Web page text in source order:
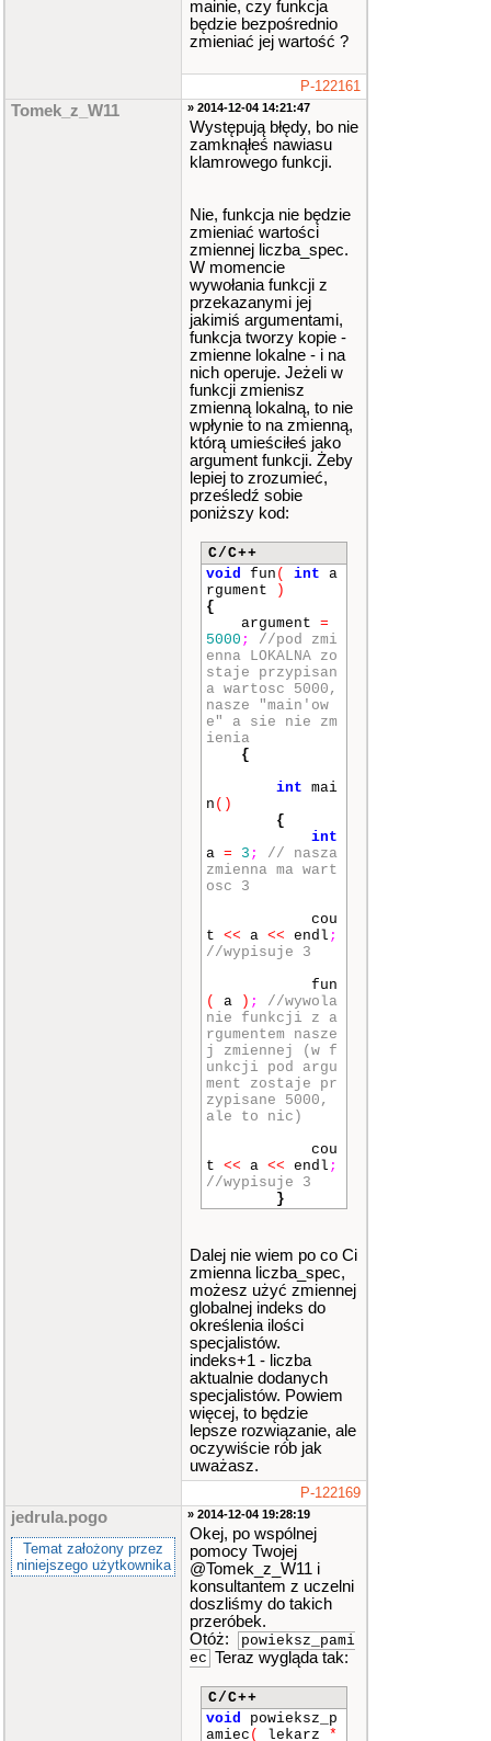
K, const intli
czba_spec);
POWIEKSZANIE PA
MIECI----------
voidpowieksz_p
amiec(lekarz *
LK, intliczba_
;
//-------------
---------------
---------------
intindeks
ilosc uzupelnio
nych danych o s
pecjalistach w
bazie
intmain() {
lekarz*
K;
intliczba_
spec= 50;
LK= newle
karz[liczba_sp
ec];
menu
iczba_spec);
delete
K
}
// ------------
---------------
------
//FUNKCJE ODPOW
IADAJACE ZA MEN
void
menu_gl
opcja
{
switch opc
ja
{
cou
t<<endl ;
cou
"BAZA DANY
CH SPECJALISTO
W"
<<endl ;
cou
t <<
"---------
---------------
"
<< endl ;
cou
t <<
"MENU GLOW
endl
cou
t <<
"---------
---------------
<< endl
cou
l;
cou
t<<
"2 - Usun
Lekarza" << end
l;
cou
t<< "3 - Edytu
j dane lekarza"
<<endl;
cou
t<<
"4 - Wyszu
kaj lekarza" <<
endl;
cou
"5 - Lista
lekarzy" <<end
l;
cou
t<<
"6 - Zobac
z opinie o leka
rzu" <<endl;
cou
t<< "0 - Zakon
cz prace"
<< en
dl;
cou
t<< ">>";
bre
ak;
}
mainie, czy funkcja
będzie bezpośrednio
zmieniać jej wartość ?
P-122161
Tomek_z_W11 » 2014-12-04 14:21:47
Występują błędy, bo nie
zamknąłeś nawiasu
klamrowego funkcji.
Nie, funkcja nie będzie
zmieniać wartości
zmiennej liczba_spec.
W momencie
wywołania funkcji z
przekazanymi jej
jakimiś argumentami,
funkcja tworzy kopie -
zmienne lokalne - i na
nich operuje. Jeżeli w
funkcji zmienisz
zmienną lokalną, to nie
wpłynie to na zmienną,
którą umieściłeś jako
argument funkcji. Żeby
lepiej to zrozumieć,
prześledź sobie
poniższy kod:
C/C++
void fun ( int a
rgument
)
{
argument =
5000 ;
//pod zmi
enna LOKALNA zo
staje przypisan
a wartosc 5000,
nasze "main'ow
e" a sie nie zm
ienia
{
int mai
n ()
{
int
a = 3 ;
// nasza
zmienna ma wart
osc 3
cou
t << a << endl ;
//wypisuje 3
fun
(
a ) ;
//wywola
nie funkcji z a
rgumentem nasze
j zmiennej (w f
unkcji pod argu
ment zostaje pr
zypisane 5000,
ale to nic)
cou
t << a << endl ;
//wypisuje 3
}
Dalej nie wiem po co Ci
zmienna liczba_spec,
możesz użyć zmiennej
globalnej indeks do
określenia ilości
specjalistów.
indeks+1 - liczba
aktualnie dodanych
specjalistów. Powiem
więcej, to będzie
lepsze rozwiązanie, ale
oczywiście rób jak
uważasz.
P-122169
jedrula.pogo
Temat założony przez
niniejszego użytkownika
» 2014-12-04 19:28:19
Okej, po wspólnej
pomocy Twojej
@Tomek_z_W11 i
konsultantem z uczelni
doszliśmy do takich
przeróbek.
Otóż:
powieksz_pami
ec Teraz wygląda tak:
C/C++
void powieksz_p
amiec ( lekarz *